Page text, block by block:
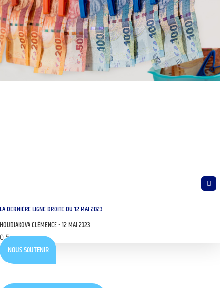
LA DERNIÈRE LIGNE DROITE DU 12 MAI 2023
HOUDIAKOVA CLÉMENCE 12 MAI 2023
NOUS SOUTENIR